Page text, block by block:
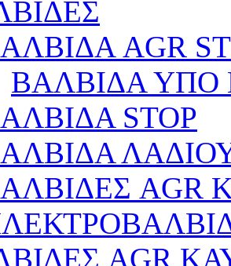
AGR
ΒΑΛΒΙΔΑ ΥΠΟ
STOP
AGR
AGR